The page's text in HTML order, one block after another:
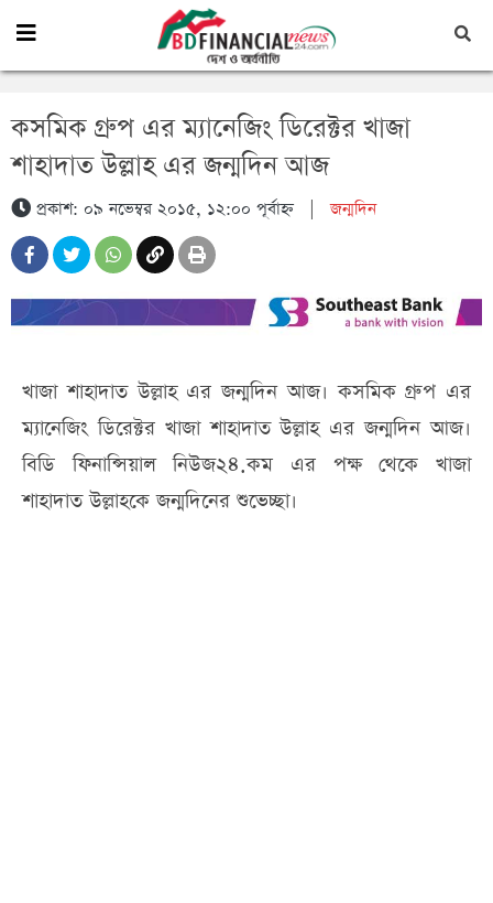
কসমিক গ্রুপ এর ম্যানেজিং ডিরেক্টর খাজা
শাহাদাত উল্লাহ এর জন্মদিন আজ
প্রকাশ: ০৯ নভেম্বর ২০১৫, ১২:০০ পূর্বাহ্ন|জন্মদিন
খাজা শাহাদাত উল্লাহ এর জন্মদিন আজ। কসমিক গ্রুপ এর
ম্যানেজিং ডিরেক্টর খাজা শাহাদাত উল্লাহ এর জন্মদিন আজ।
বিডি ফিনান্সিয়াল নিউজ২৪.কম এর পক্ষ থেকে খাজা
শাহাদাত উল্লাহকে জন্মদিনের শুভেচ্ছা।